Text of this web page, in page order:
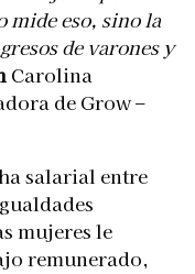
mide eso, sino la
de varones y
Carolina
de Grow –
salarial entre
mujeres le
remunerado,